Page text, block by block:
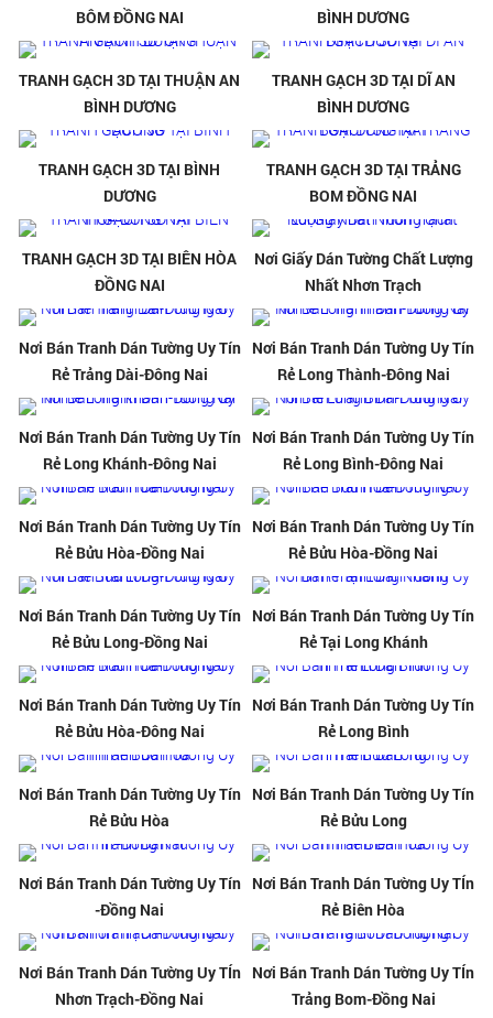
BÔM ĐỒNG NAI
BÌNH DƯƠNG
TRANH GẠCH 3D TẠI THUẬN AN
BÌNH DƯƠNG
TRANH GẠCH 3D TẠI DĨ AN
BÌNH DƯƠNG
TRANH GẠCH 3D TẠI BÌNH
DƯƠNG
TRANH GẠCH 3D TẠI TRẢNG
BOM ĐỒNG NAI
TRANH GẠCH 3D TẠI BIÊN HÒA
ĐỒNG NAI
Nơi Giấy Dán Tường Chất Lượng
Nhất Nhơn Trạch
Nơi Bán Tranh Dán Tường Uy Tín
Rẻ Trảng Dài-Đông Nai
Nơi Bán Tranh Dán Tường Uy Tín
Rẻ Long Thành-Đông Nai
Nơi Bán Tranh Dán Tường Uy Tín
Rẻ Long Khánh-Đông Nai
Nơi Bán Tranh Dán Tường Uy Tín
Rẻ Long Bình-Đông Nai
Nơi Bán Tranh Dán Tường Uy Tín
Rẻ Bửu Hòa-Đồng Nai
Nơi Bán Tranh Dán Tường Uy Tín
Rẻ Bửu Hòa-Đồng Nai
Nơi Bán Tranh Dán Tường Uy Tín
Rẻ Bửu Long-Đồng Nai
Nơi Bán Tranh Dán Tường Uy Tín
Rẻ Tại Long Khánh
Nơi Bán Tranh Dán Tường Uy Tín
Rẻ Bửu Hòa-Đông Nai
Nơi Bán Tranh Dán Tường Uy Tín
Rẻ Long Bình
Nơi Bán Tranh Dán Tường Uy Tín
Rẻ Bửu Hòa
Nơi Bán Tranh Dán Tường Uy Tín
Rẻ Bửu Long
Nơi Bán Tranh Dán Tường Uy Tín
-Đồng Nai
Nơi Bán Tranh Dán Tường Uy TÍn
Rẻ Biên Hòa
Nơi Bán Tranh Dán Tường Uy TÍn
Nhơn Trạch-Đồng Nai
Nơi Bán Tranh Dán Tường Uy TÍn
Trảng Bom-Đồng Nai